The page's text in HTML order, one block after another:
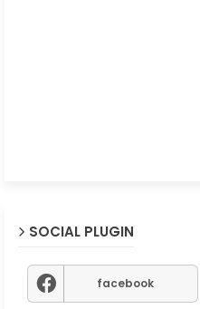
SOCIAL PLUGIN
facebook